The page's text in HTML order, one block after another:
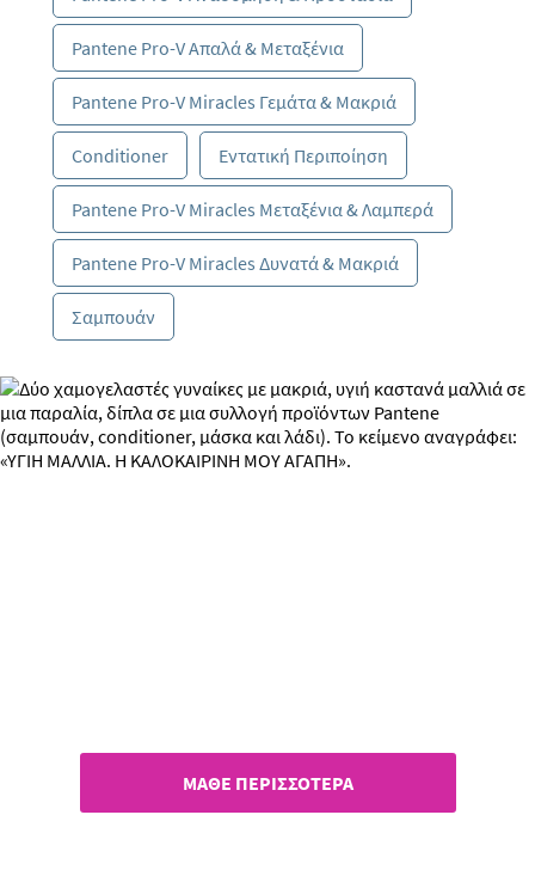
Pantene Pro-V Απαλά & Μεταξένια
Pantene Pro-V Miracles Γεμάτα & Μακριά
Conditioner Εντατική Περιποίηση
Pantene Pro-V Miracles Μεταξένια & Λαμπερά
Pantene Pro-V Miracles Δυνατά & Μακριά
Σαμπουάν
ΜΑΘΕ ΠΕΡΙΣΣΟΤΕΡΑ